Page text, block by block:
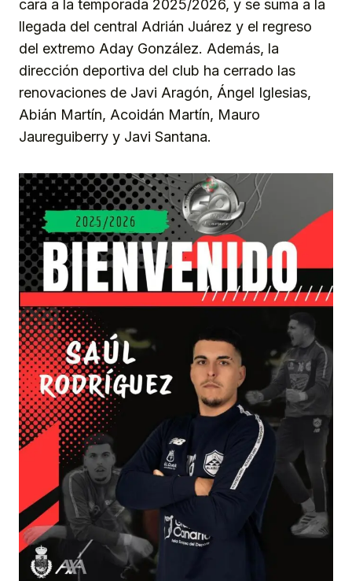
cara a la temporada 2025/2026, y se suma a la
llegada del central Adrián Juárez y el regreso
del extremo Aday González. Además, la
dirección deportiva del club ha cerrado las
renovaciones de Javi Aragón, Ángel Iglesias,
Abián Martín, Acoidán Martín, Mauro
Jaureguiberry y Javi Santana.